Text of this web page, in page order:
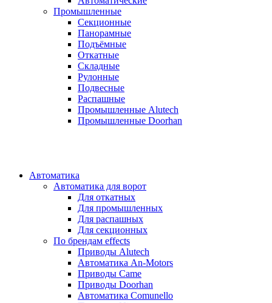
Промышленные
Секционные
Панорамные
Подъёмные
Откатные
Складные
Рулонные
Подвесные
Распашные
Промышленные Alutech
Промышленные Doorhan
Автоматика
Автоматика для ворот
Для откатных
Для промышленных
Для распашных
Для секционных
По брендам effects
Приводы Alutech
Автоматика An-Motors
Приводы Came
Приводы Doorhan
Автоматика Comunello